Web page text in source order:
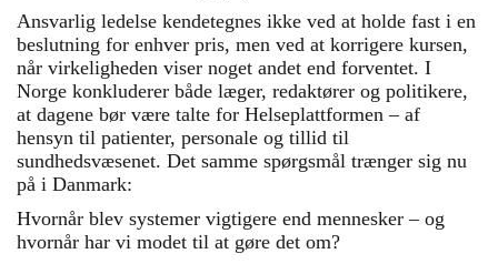
Ansvarlig ledelse kendetegnes ikke ved at holde fast i en
beslutning for enhver pris, men ved at korrigere kursen,
når virkeligheden viser noget andet end forventet. I
Norge konkluderer både læger, redaktører og politikere,
at dagene bør være talte for Helseplattformen – af
hensyn til patienter, personale og tillid til
sundhedsvæsenet. Det samme spørgsmål trænger sig nu
på i Danmark:
Hvornår blev systemer vigtigere end mennesker – og
hvornår har vi modet til at gøre det om?